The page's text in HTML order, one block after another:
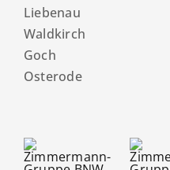
Liebenau
Waldkirch
Goch
Osterode